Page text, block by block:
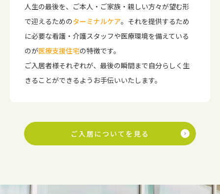
人生の最後を、ご本人・ご家族・親しい方々が望む形
で迎えるためのターミナルケア。それを提供するため
に必要な看護・介護スタッフや医療環境を備えている
のが医療支援住宅の特徴です。
ご入居者様それぞれが、最後の瞬間まで自分らしく生
きることができるようお手伝いいたします。
ご入居についてを見る